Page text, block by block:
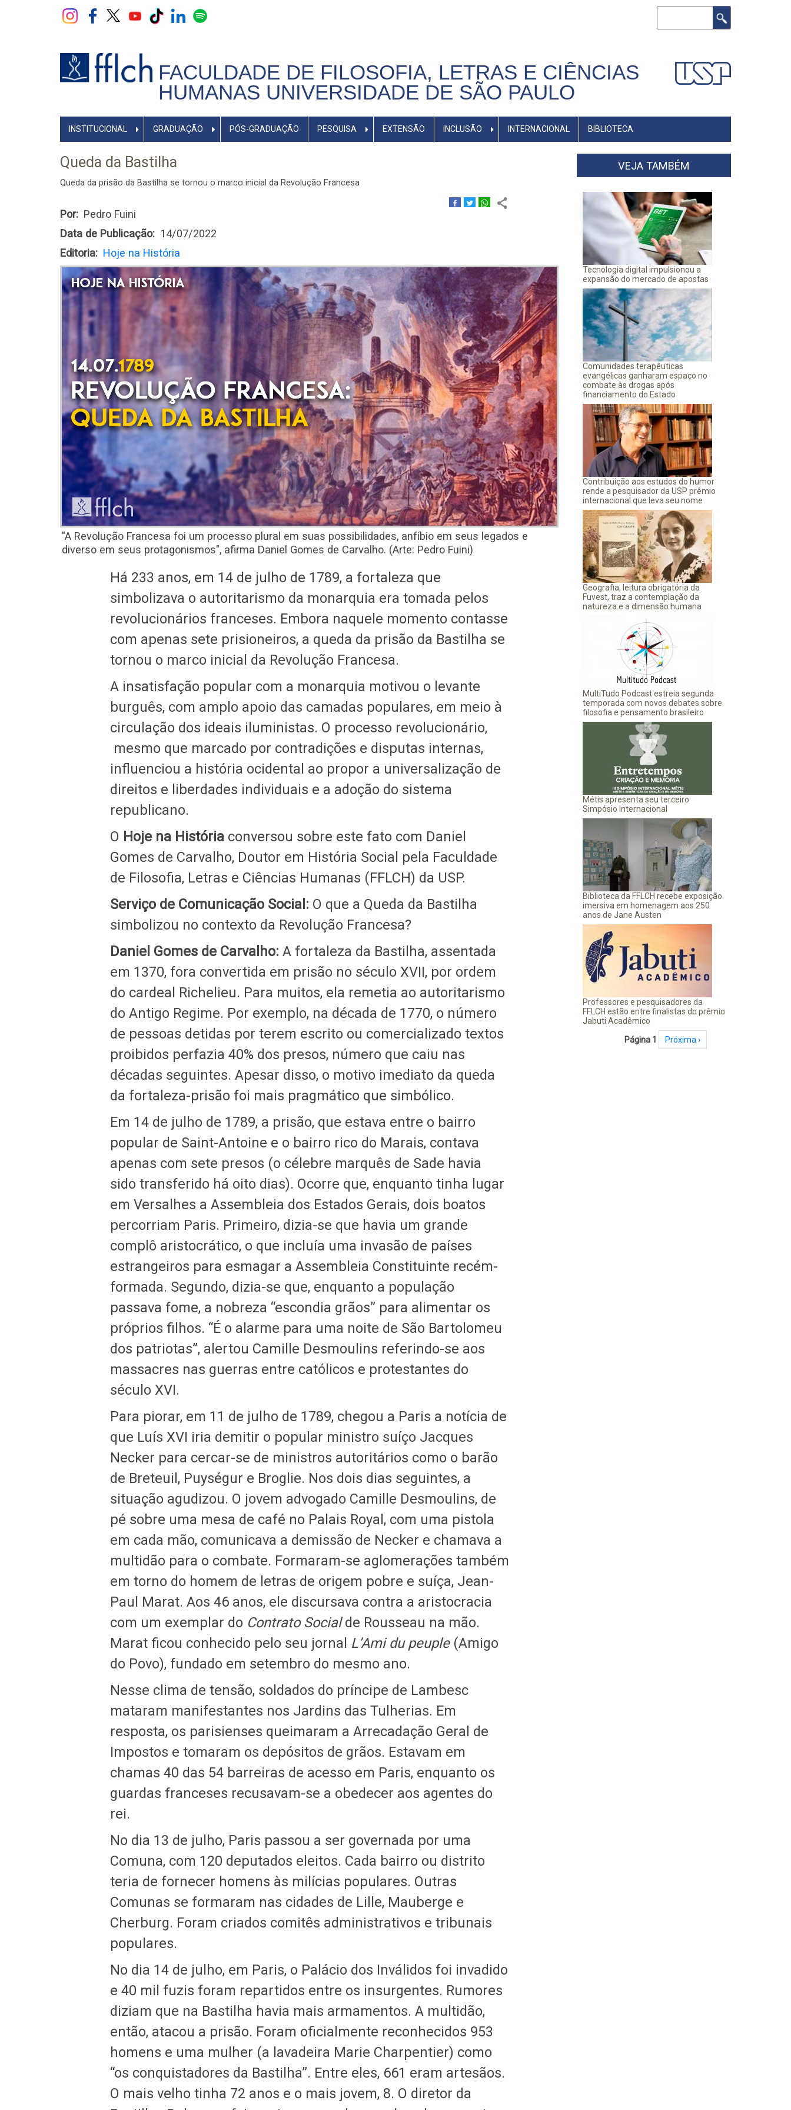
FACULDADE DE FILOSOFIA, LETRAS E CIÊNCIAS
HUMANAS UNIVERSIDADE DE SÃO PAULO
NAVEGADOR
PRINCIPAL
INSTITUCIONAL GRADUAÇÃO PÓS-GRADUAÇÃO PESQUISA EXTENSÃO INCLUSÃO INTERNACIONAL BIBLIOTECA
Queda da Bastilha
Queda da prisão da Bastilha se tornou o marco inicial da Revolução Francesa
Por
Pedro Fuini
Data de Publicação
14/07/2022
Editoria
Hoje na História
"A Revolução Francesa foi um processo plural em suas possibilidades, anfíbio em seus legados e
diverso em seus protagonismos", afirma Daniel Gomes de Carvalho. (Arte: Pedro Fuini)
Há 233 anos, em 14 de julho de 1789, a fortaleza que
simbolizava o autoritarismo da monarquia era tomada pelos
revolucionários franceses. Embora naquele momento contasse
com apenas sete prisioneiros, a queda da prisão da Bastilha se
tornou o marco inicial da Revolução Francesa.
A insatisfação popular com a monarquia motivou o levante
burguês, com amplo apoio das camadas populares, em meio à
circulação dos ideais iluministas. O processo revolucionário,
mesmo que marcado por contradições e disputas internas,
influenciou a história ocidental ao propor a universalização de
direitos e liberdades individuais e a adoção do sistema
republicano.
O Hoje na Históriaconversou sobre este fato com Daniel
Gomes de Carvalho, Doutor em História Social pela Faculdade
de Filosofia, Letras e Ciências Humanas (FFLCH) da USP.
Serviço de Comunicação Social: O que a Queda da Bastilha
simbolizou no contexto da Revolução Francesa?
Daniel Gomes de Carvalho: A fortaleza da Bastilha, assentada
em 1370, fora convertida em prisão no século XVII, por ordem
do cardeal Richelieu. Para muitos, ela remetia ao autoritarismo
do Antigo Regime. Por exemplo, na década de 1770, o número
de pessoas detidas por terem escrito ou comercializado textos
proibidos perfazia 40% dos presos, número que caiu nas
décadas seguintes. Apesar disso, o motivo imediato da queda
da fortaleza-prisão foi mais pragmático que simbólico.
Em 14 de julho de 1789, a prisão, que estava entre o bairro
popular de Saint-Antoine e o bairro rico do Marais, contava
apenas com sete presos (o célebre marquês de Sade havia
sido transferido há oito dias). Ocorre que, enquanto tinha lugar
em Versalhes a Assembleia dos Estados Gerais, dois boatos
percorriam Paris. Primeiro, dizia-se que havia um grande
complô aristocrático, o que incluía uma invasão de países
estrangeiros para esmagar a Assembleia Constituinte recém-
formada. Segundo, dizia-se que, enquanto a população
passava fome, a nobreza “escondia grãos” para alimentar os
próprios filhos. “É o alarme para uma noite de São Bartolomeu
dos patriotas”, alertou Camille Desmoulins referindo-se aos
massacres nas guerras entre católicos e protestantes do
século XVI.
Para piorar, em 11 de julho de 1789, chegou a Paris a notícia de
que Luís XVI iria demitir o popular ministro suíço Jacques
Necker para cercar-se de ministros autoritários como o barão
de Breteuil, Puységur e Broglie. Nos dois dias seguintes, a
situação agudizou. O jovem advogado Camille Desmoulins, de
pé sobre uma mesa de café no Palais Royal, com uma pistola
em cada mão, comunicava a demissão de Necker e chamava a
multidão para o combate. Formaram-se aglomerações também
em torno do homem de letras de origem pobre e suíça, Jean-
Paul Marat. Aos 46 anos, ele discursava contra a aristocracia
com um exemplar do Contrato Socialde Rousseau na mão.
Marat ficou conhecido pelo seu jornal L’Ami du peuple(Amigo
do Povo), fundado em setembro do mesmo ano.
Nesse clima de tensão, soldados do príncipe de Lambesc
mataram manifestantes nos Jardins das Tulherias. Em
resposta, os parisienses queimaram a Arrecadação Geral de
Impostos e tomaram os depósitos de grãos. Estavam em
chamas 40 das 54 barreiras de acesso em Paris, enquanto os
guardas franceses recusavam-se a obedecer aos agentes do
rei.
No dia 13 de julho, Paris passou a ser governada por uma
Comuna, com 120 deputados eleitos. Cada bairro ou distrito
teria de fornecer homens às milícias populares. Outras
Comunas se formaram nas cidades de Lille, Mauberge e
Cherburg. Foram criados comitês administrativos e tribunais
populares.
No dia 14 de julho, em Paris, o Palácio dos Inválidos foi invadido
e 40 mil fuzis foram repartidos entre os insurgentes. Rumores
diziam que na Bastilha havia mais armamentos. A multidão,
então, atacou a prisão. Foram oficialmente reconhecidos 953
homens e uma mulher (a lavadeira Marie Charpentier) como
“os conquistadores da Bastilha”. Entre eles, 661 eram artesãos.
O mais velho tinha 72 anos e o mais jovem, 8. O diretor da
VEJA TAMBÉM
Tecnologia digital impulsionou a
expansão do mercado de apostas
Comunidades terapêuticas
evangélicas ganharam espaço no
combate às drogas após
financiamento do Estado
Contribuição aos estudos do humor
rende a pesquisador da USP prêmio
internacional que leva seu nome
Geografia, leitura obrigatória da
Fuvest, traz a contemplação da
natureza e a dimensão humana
MultiTudo Podcast estreia segunda
temporada com novos debates sobre
filosofia e pensamento brasileiro
Métis apresenta seu terceiro
Simpósio Internacional
Biblioteca da FFLCH recebe exposição
imersiva em homenagem aos 250
anos de Jane Austen
Professores e pesquisadores da
FFLCH estão entre finalistas do prêmio
Jabuti Acadêmico
PaginaçãoPágina 1 Próxima página
Próxima ›